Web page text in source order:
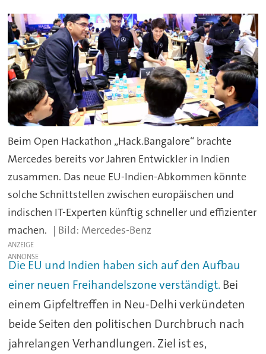
Beim Open Hackathon „Hack.Bangalore“ brachte
Mercedes bereits vor Jahren Entwickler in Indien
zusammen. Das neue EU-Indien-Abkommen könnte
solche Schnittstellen zwischen europäischen und
indischen IT-Experten künftig schneller und effizienter
machen.
Mercedes-Benz
ANZEIGE
Die EU und Indien haben sich auf den Aufbau
einer neuen Freihandelszone verständigt. Bei
einem Gipfeltreffen in Neu-Delhi verkündeten
beide Seiten den politischen Durchbruch nach
jahrelangen Verhandlungen. Ziel ist es,